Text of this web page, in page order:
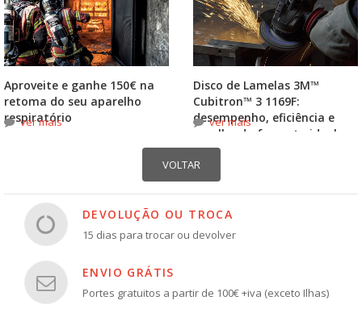
Aproveite e ganhe 150€ na
retoma do seu aparelho
respiratório
ver mais
Disco de Lamelas 3M™
Cubitron™ 3 1169F:
desempenho, eficiência e
escolha do formato ideal
ver mais
DEVOLUÇÃO OU TROCA
15 dias para trocar ou devolver
ENVIO GRÁTIS
Portes gratuitos a partir de 100€ +iva (exceto Ilhas)